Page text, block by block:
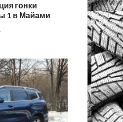
гонки
1 в Майами